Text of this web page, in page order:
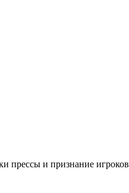
прессы и признание игроков